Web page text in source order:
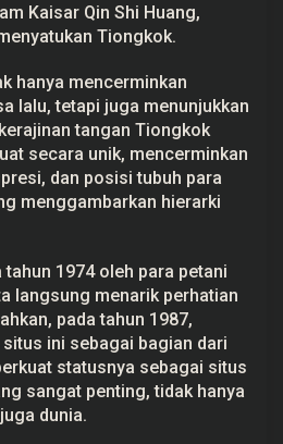
Kaisar Qin Shi Huang,
Tiongkok.
hanya mencerminkan
lalu, tetapi juga menunjukkan
tangan Tiongkok
secara unik, mencerminkan
dan posisi tubuh para
menggambarkan hierarki
1974 oleh para petani
langsung menarik perhatian
pada tahun 1987,
situs ini sebagai bagian dari
statusnya sebagai situs
sangat penting, tidak hanya
dunia.